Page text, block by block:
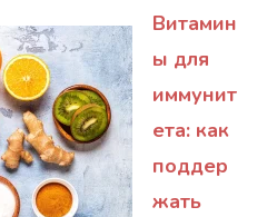
Витамин
ы для
иммунит
ета: как
поддер
жать